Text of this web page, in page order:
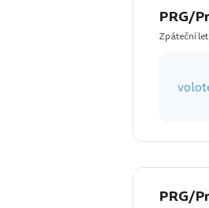
PRG/
Zpáteční
PRG/